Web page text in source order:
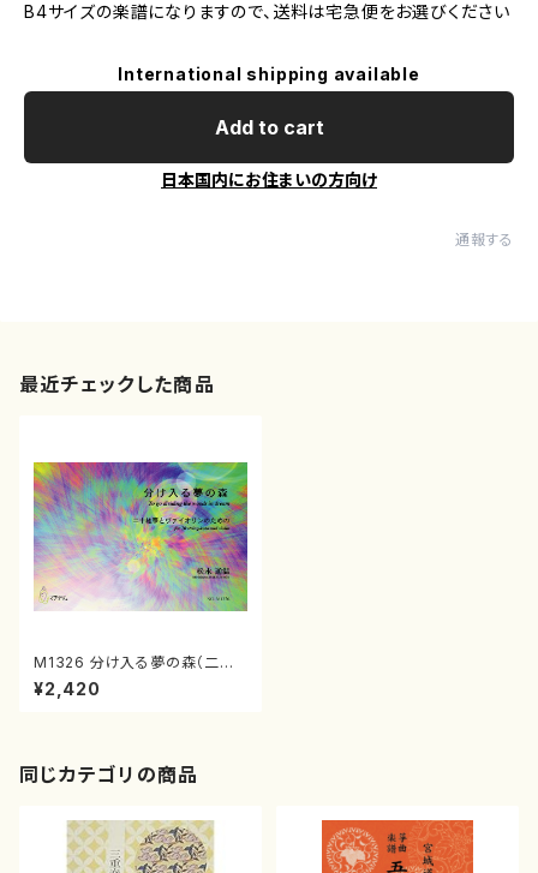
B4サイズの楽譜になりますので、送料は宅急便をお選びください
International shipping available
Add to cart
日本国内にお住まいの方向け
通報する
最近チェックした商品
M1326 分け入る夢の森（二十
絃，バイオリン/松永通温/楽譜）
¥2,420
同じカテゴリの商品